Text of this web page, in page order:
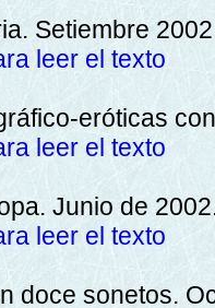
Setiembre
leer el texto
eróticas
leer el texto
Junio de
leer el texto
doce sonetos.